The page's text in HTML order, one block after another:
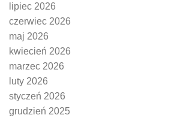
lipiec 2026
czerwiec 2026
maj 2026
kwiecień 2026
marzec 2026
luty 2026
styczeń 2026
grudzień 2025